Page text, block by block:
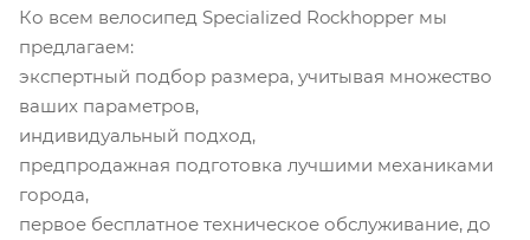
Ко всем велосипед Specialized Rockhopper мы
предлагаем:
экспертный подбор размера, учитывая множество
ваших параметров,
индивидуальный подход,
предпродажная подготовка лучшими механиками
города,
первое бесплатное техническое обслуживание, до